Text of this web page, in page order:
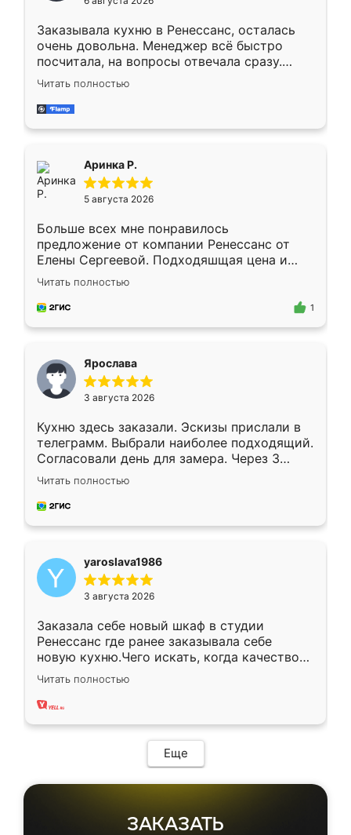
мебели буду заказывать только здесь.
Заказывала кухню в Ренессанс, осталась
очень довольна. Менеджер всё быстро
посчитала, на вопросы отвечала сразу.
Замерщик приехал в субботу, подошёл к
делу со всей ответственностью. Собрали
за день, ребята работали аккуратно, даже
Читать полностью
Аринка Р.
5 августа 2026
Больше всех мне понравилось
предложение от компании Ренессанс от
Елены Сергеевой. Подходяшщая цена и
короткие сроки изготовления. Приехавший
для замера сотрудник Владислав
предложил по моему эскизу самый
Читать полностью
1
Ярослава
3 августа 2026
Кухню здесь заказали. Эскизы прислали в
телеграмм. Выбрали наиболее подходящий.
Согласовали день для замера. Через 3
недели кухня была уже готова. Остались
довольны работой. Спасибо Ренессанс
мебель за качественную работу!
Читать полностью
yaroslava1986
3 августа 2026
Заказала себе новый шкаф в студии
Ренессанс где ранее заказывала себе
новую кухню.Чего искать, когда качеством
вполне довольна. Служит кухня уже почти
два года, нареканий нет.
Читать полностью
Еще
ЗАКАЗАТЬ